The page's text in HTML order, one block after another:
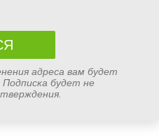
адреса вам будет
будет не